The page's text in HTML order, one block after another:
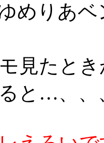
めりあ
見たと
と…、、